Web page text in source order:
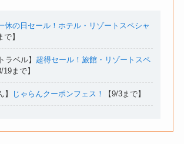
休の日セール！ホテル・リゾートスペシャ
で】
ラベル】 超得セール！旅館・リゾートスペ
19まで】
】 じゃらんクーポンフェス！ 【9/3まで】